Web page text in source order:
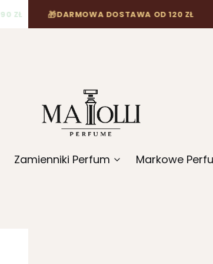
🎁 DARMOWA DOSTAWA OD 120 ZŁ ⏱
Zamienniki Perfum Markowe